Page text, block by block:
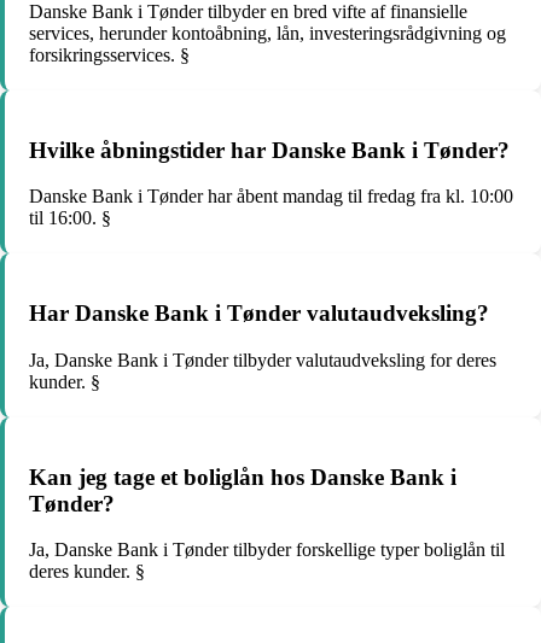
Danske Bank i Tønder tilbyder en bred vifte af finansielle
services, herunder kontoåbning, lån, investeringsrådgivning og
forsikringsservices. §
Hvilke åbningstider har Danske Bank i Tønder?
Danske Bank i Tønder har åbent mandag til fredag ​​fra kl. 10:00
til 16:00. §
Har Danske Bank i Tønder valutaudveksling?
Ja, Danske Bank i Tønder tilbyder valutaudveksling for deres
kunder. §
Kan jeg tage et boliglån hos Danske Bank i
Tønder?
Ja, Danske Bank i Tønder tilbyder forskellige typer boliglån til
deres kunder. §